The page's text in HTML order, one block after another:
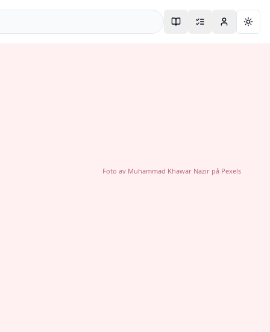
Foto av Muhammad Khawar Nazirpå Pexels